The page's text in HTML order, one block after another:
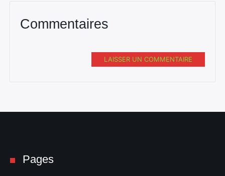
Commentaires
LAISSER UN COMMENTAIRE
Pages